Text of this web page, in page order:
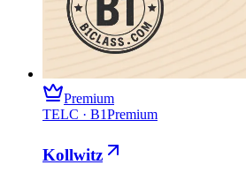
Premium
TELC · B1Premium
Kollwitz